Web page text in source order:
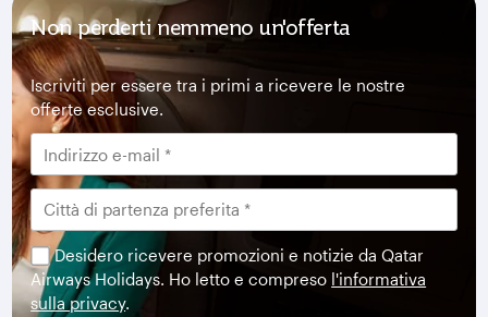
Non perderti nemmeno un'offerta
Iscriviti per essere tra i primi a ricevere le nostre
offerte esclusive.
Desidero ricevere promozioni e notizie da Qatar
Airways Holidays. Ho letto e compreso l'informativa
sulla privacy.